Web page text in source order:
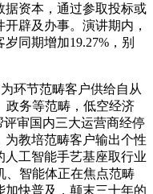
据资本，通过参取投标或
辟及办事。演讲期内，
同期增加19.27%，别
节范畴客户供给自从
政务等范畴，低空经济
审国内三大运营商经停
为教培范畴客户输出个性
工智能手艺基座取行业
、智能体正在焦点范畴
加快普及，颠末三十年的